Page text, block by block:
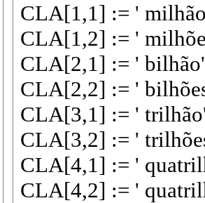
CLA[1,1] := '
CLA[1,2] := '
CLA[2,1] := '
CLA[2,2] := '
CLA[3,1] := '
CLA[3,2] := '
CLA[4,1] := '
CLA[4,2] := '